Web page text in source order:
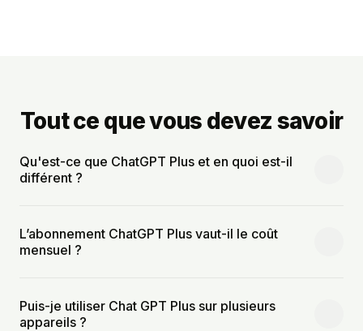
Tout ce que vous devez savoir
Qu'est-ce que ChatGPT Plus et en quoi est-il
différent ?
L’abonnement ChatGPT Plus vaut-il le coût
mensuel ?
Puis-je utiliser Chat GPT Plus sur plusieurs
appareils ?